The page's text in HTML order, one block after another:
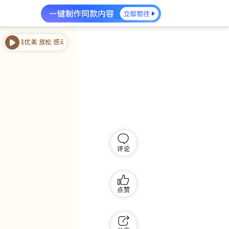
美优美 放松 感动 钢琴 冬之思 唯美优美 放松 感动
评论
点赞